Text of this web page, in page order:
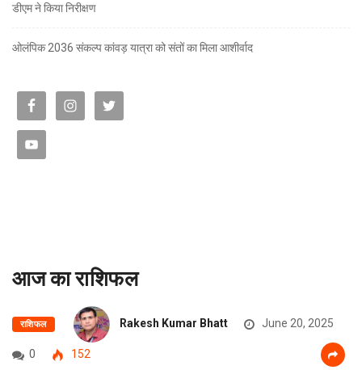
डीएम ने किया निरीक्षण
ओलंपिक 2036 संकल्प कांवड़ यात्रा को संतों का मिला आशीर्वाद
आज का राशिफल
राशिफल Rakesh Kumar Bhatt June 20, 2025
0 152